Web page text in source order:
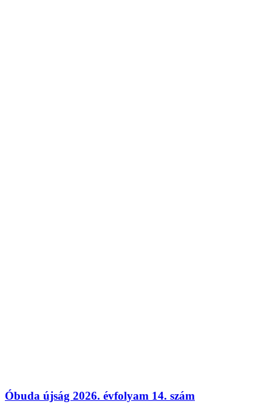
Óbuda újság 2026. évfolyam 14. szám